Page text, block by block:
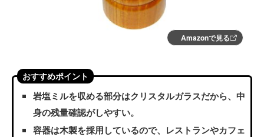
Amazonで見る
おすすめポイント
岩塩ミルを収める部分はクリスタルガラスだから、中
身の残量確認がしやすい。
容器は木製を採用しているので、レストランやカフェ